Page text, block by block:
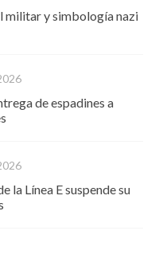
militar y simbología nazi
de espadines a
la Línea E suspende su